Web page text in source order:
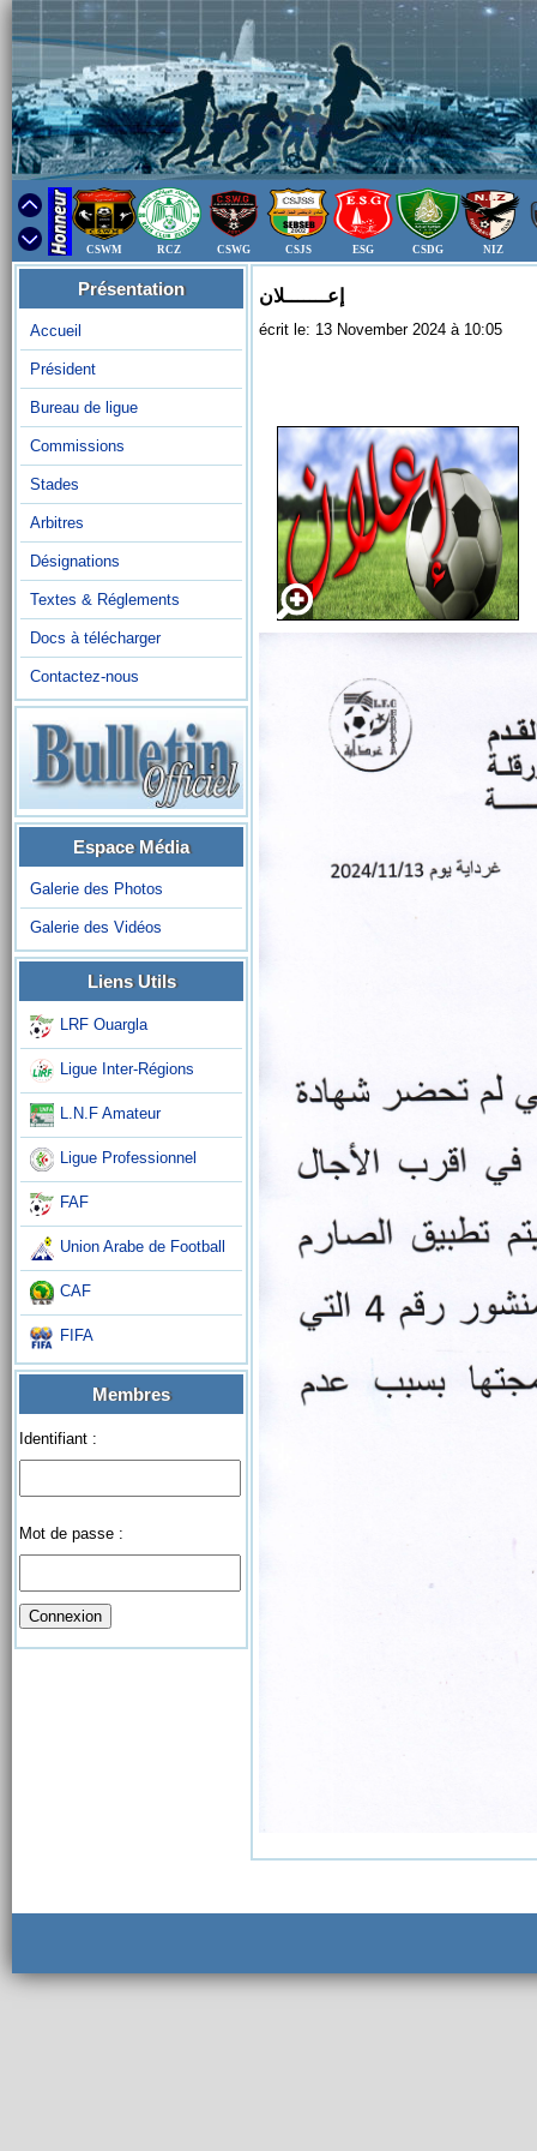
CSWM RCZ CSWG CSJS ESG CSDG NIZ
Présentation
Accueil
Président
Bureau de ligue
Commissions
Stades
Arbitres
Désignations
Textes & Réglements
Docs à télécharger
Contactez-nous
Espace Média
Galerie des Photos
Galerie des Vidéos
Liens Utils
LRF Ouargla
Ligue Inter-Régions
L.N.F Amateur
Ligue Professionnel
FAF
Union Arabe de Football
CAF
FIFA
Membres
Identifiant :
Mot de passe :
إعـــــــلان
écrit le: 13 November 2024 à 10:05